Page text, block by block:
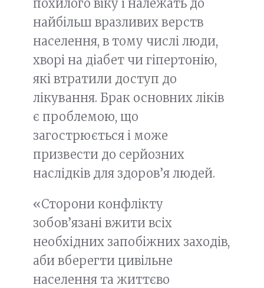
похилого віку і належать до
найбільш вразливих верств
населення, в тому числі люди,
хворі на діабет чи гіпертонію,
які втратили доступ до
лікування. Брак основних ліків
є проблемою, що
загострюється і може
призвести до серйозних
наслідків для здоров’я людей.
«Сторони конфлікту
зобов’язані вжити всіх
необхідних запобіжних заходів,
аби вберегти цивільне
населення та життєво